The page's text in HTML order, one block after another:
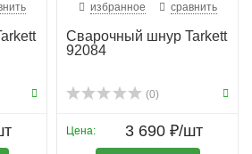
избранное сравнить
Сварочный шнур Tarkett
92084
(0)
Цена: 3 690 ₽/шт